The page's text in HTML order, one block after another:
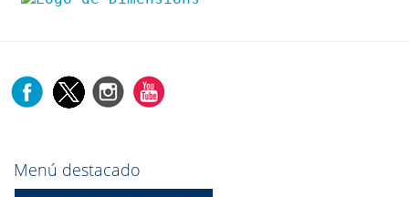
Menú destacado